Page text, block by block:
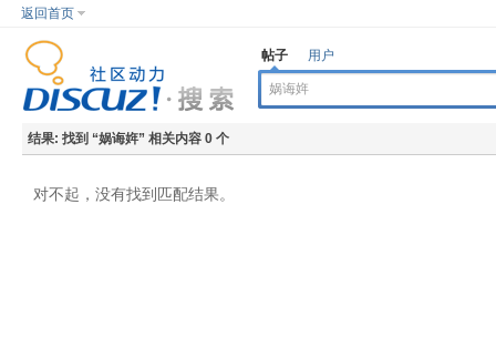
返回首页
帖子 用户
结果: 找到 “娲诲姩” 相关内容 0 个
对不起，没有找到匹配结果。